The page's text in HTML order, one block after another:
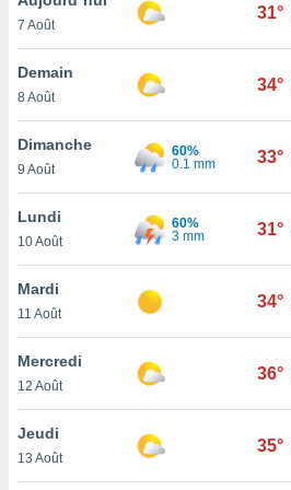
et
»,
au
vous
qu'ils
ou
le
ainsi
un
la
du
7 Août
31°
Demain
8 Août
34°
Dimanche
9 Août
60%
0.1 mm
33°
Lundi
10 Août
60%
3 mm
31°
Mardi
11 Août
34°
Mercredi
12 Août
36°
Jeudi
13 Août
35°